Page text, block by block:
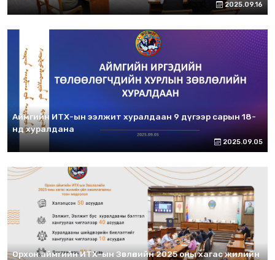
2025.09.16
Аймгийн ИТХ-ын ээлжит хуралдаан 9 дүгээр сарын 18-
нд хуралдана
2025.09.05
Орхон аймгийн ИТХ-ын Зөвлөлийн 2025 оны хагас жилийн